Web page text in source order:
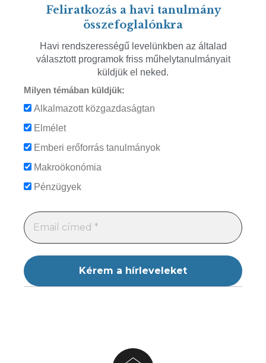
Feliratkozás a havi tanulmány
összefoglalónkra
Havi rendszerességű levelünkben az általad
választott programok friss műhelytanulmányait
küldjük el neked.
Milyen témában küldjük:
Alkalmazott közgazdaságtan
Elmélet
Emberi erőforrás tanulmányok
Makroökonómia
Pénzügyek